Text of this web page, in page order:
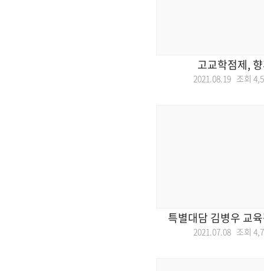
고교학점제,
2021.08.19 조회
특별대담 김병우 교
2021.07.08 조회